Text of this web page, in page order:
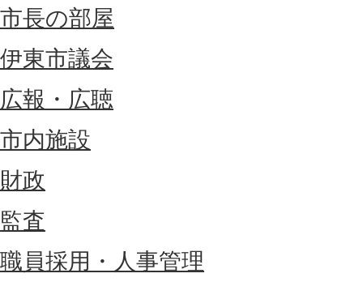
市長の部屋
伊東市議会
広報・広聴
市内施設
財政
監査
職員採用・人事管理